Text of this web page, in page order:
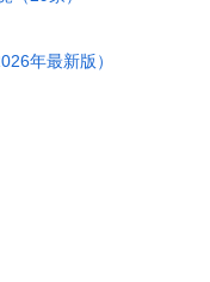
年最新版）